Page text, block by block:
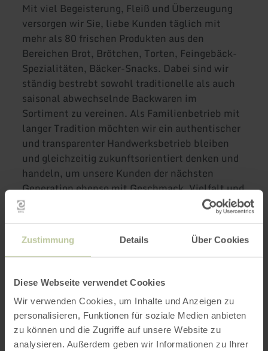
Zustimmung Details Über Cookies
Diese Webseite verwendet Cookies
Wir verwenden Cookies, um Inhalte und Anzeigen zu
personalisieren, Funktionen für soziale Medien anbieten
zu können und die Zugriffe auf unsere Website zu
analysieren. Außerdem geben wir Informationen zu Ihrer
Mit viel Begeisterung, Fleiß und Überzeugung
versorgen wir Sie, liebe Kunden täglich mit
mehr als 80 frischen Produkten aus den
Bereichen Brot, Brötchen, Torten, Feingebäck-
Spezialitäten, Bäcker-Snacks. Dabei sind wir
ständig bestrebt sowohl traditionelle als auch
saisonal abwechselnde Backwaren im
Sortiment zu vereinen. Als Familienbetrieb mit
langer Tradition möchten wir ein authentischer
und transparenter Handwerksbetrieb bleiben
und gleichzeitig zukunftsorientiert denken und
handeln, um unsere Kunden der nächsten
Generation ebenso mit Geschmack, Vielfalt und
Frische zu begeistern. Dafür geben wir,
zusammen mit unseren Mitarbeitern, an 360
Tagen im Jahr unser Bestes.
Weitere Infos